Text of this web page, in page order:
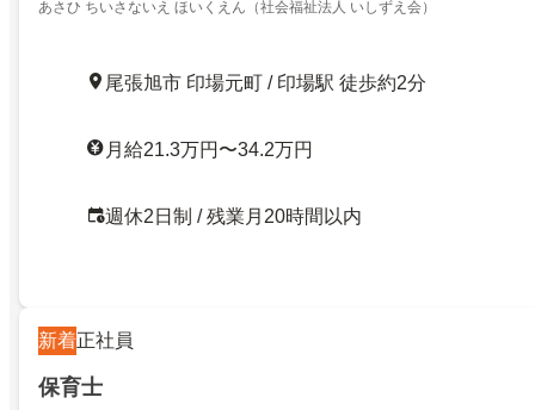
あさひ ちいさないえ ほいくえん（社会福祉法人 いしずえ会）
尾張旭市 印場元町 / 印場駅 徒歩約2分
月給21.3万円〜34.2万円
週休2日制 / 残業月20時間以内
新着正社員
保育士